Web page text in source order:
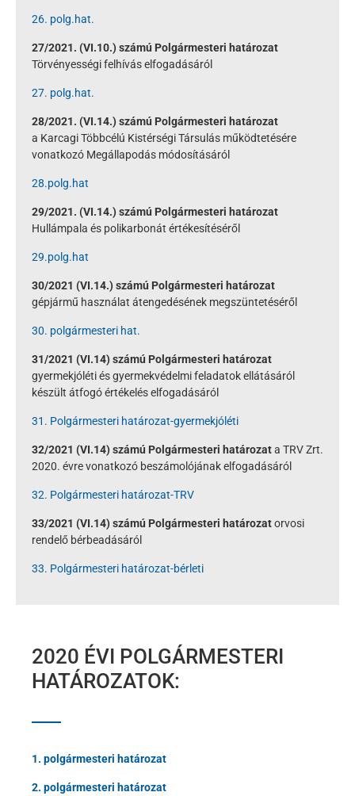
26. polg.hat.
27/2021. (VI.10.) számú Polgármesteri határozat
Törvényességi felhívás elfogadásáról
27. polg.hat.
28/2021. (VI.14.) számú Polgármesteri határozat
a Karcagi Többcélú Kistérségi Társulás működtetésére
vonatkozó Megállapodás módosításáról
28.polg.hat
29/2021. (VI.14.) számú Polgármesteri határozat
Hullámpala és polikarbonát értékesítéséről
29.polg.hat
30/2021 (VI.14.) számú Polgármesteri határozat
gépjármű használat átengedésének megszüntetéséről
30. polgármesteri hat.
31/2021 (VI.14) számú Polgármesteri határozat
gyermekjóléti és gyermekvédelmi feladatok ellátásáról
készült átfogó értékelés elfogadásáról
31. Polgármesteri határozat-gyermekjóléti
32/2021 (VI.14) számú Polgármesteri határozata TRV Zrt.
2020. évre vonatkozó beszámolójának elfogadásáról
32. Polgármesteri határozat-TRV
33/2021 (VI.14) számú Polgármesteri határozatorvosi
rendelő bérbeadásáról
33. Polgármesteri határozat-bérleti
2020 ÉVI POLGÁRMESTERI
HATÁROZATOK:
1. polgármesteri határozat
2. polgármesteri határozat